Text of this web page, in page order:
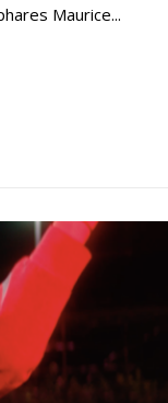
Maurice...